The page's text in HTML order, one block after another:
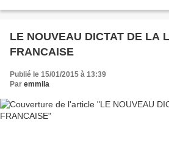
LE NOUVEAU DICTAT DE LA
FRANCAISE
Publié le 15/01/2015 à 13:39
Par emmila